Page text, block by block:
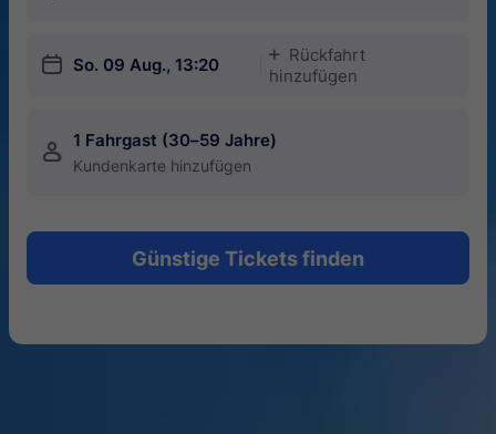
󱎗 So. 09 Aug., 13:20
󱅇
Rückfahrt
hinzufügen
󱍂 1 Fahrgast (30–59 Jahre)
Kundenkarte hinzufügen
Günstige Tickets finden